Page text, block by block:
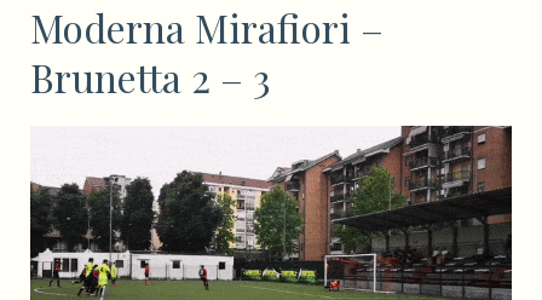
Moderna Mirafiori –
Brunetta 2 – 3